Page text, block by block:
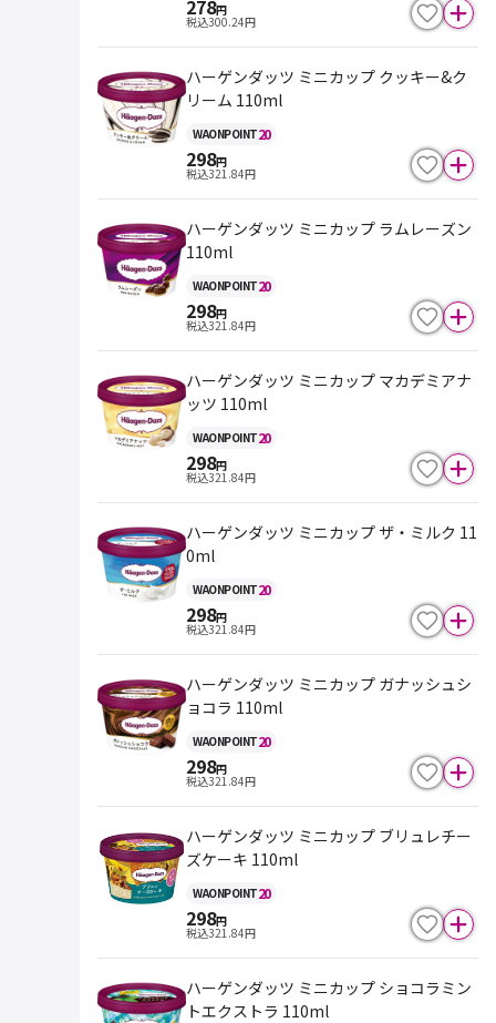
278円
税込300.24円
ハーゲンダッツ ミニカップ クッキー&ク
リーム 110ml
WAONPOINT20
298円
税込321.84円
ハーゲンダッツ ミニカップ ラムレーズン
110ml
WAONPOINT20
298円
税込321.84円
ハーゲンダッツ ミニカップ マカデミアナ
ッツ 110ml
WAONPOINT20
298円
税込321.84円
ハーゲンダッツ ミニカップ ザ・ミルク 11
0ml
WAONPOINT20
298円
税込321.84円
ハーゲンダッツ ミニカップ ガナッシュシ
ョコラ 110ml
WAONPOINT20
298円
税込321.84円
ハーゲンダッツ ミニカップ ブリュレチー
ズケーキ 110ml
WAONPOINT20
298円
税込321.84円
ハーゲンダッツ ミニカップ ショコラミン
トエクストラ 110ml